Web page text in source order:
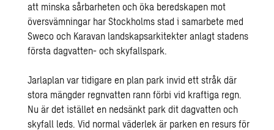
att minska sårbarheten och öka beredskapen mot
översvämningar har Stockholms stad i samarbete med
Sweco och Karavan landskapsarkitekter anlagt stadens
första dagvatten- och skyfallspark.
Jarlaplan var tidigare en plan park invid ett stråk där
stora mängder regnvatten rann förbi vid kraftiga regn.
Nu är det istället en nedsänkt park dit dagvatten och
skyfall leds. Vid normal väderlek är parken en resurs för